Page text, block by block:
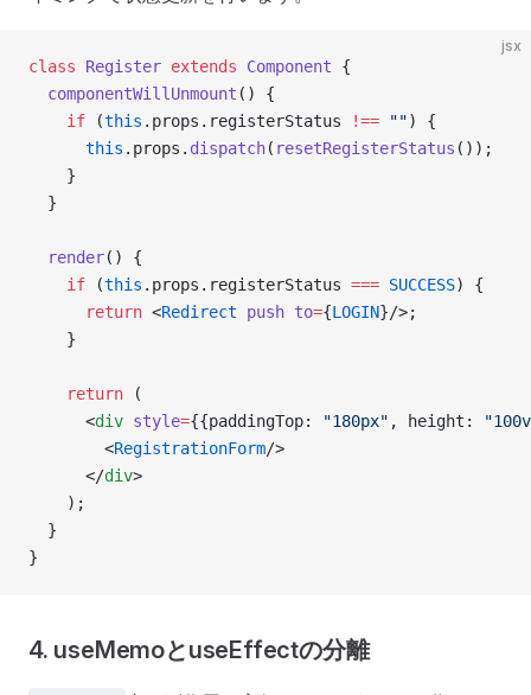
jsx
class Register extends Component {
  componentWillUnmount
() {
    if
(this .props.registerStatus !== "") {
      this
.props. dispatch( resetRegisterStatus ());
    }
  }
  render
() {
    if
(this .props.registerStatus === SUCCESS) {
      return
<Redirect push to={LOGIN}/>;
    }
    return
(
      <
div style={{paddingTop: "180px" , height:
        <
RegistrationForm/>
      </
div>
    );
  }
}
4. useMemoとuseEffectの分離